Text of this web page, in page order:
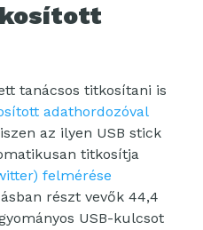
tanácsos titkosítani is
adathordozóval
az ilyen USB stick
titkosítja
felmérése
részt vevők 44,4
USB-kulcsot